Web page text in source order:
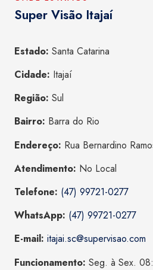
Super Visão Itajaí
Estado: Santa Catarina
Cidade: Itajaí
Região: Sul
Bairro: Barra do Rio
Endereço: Rua Bernardino
Atendimento: No Local
Telefone: (47) 99721-0277
WhatsApp: (47) 99721-0277
E-mail: itajai.sc@supervisao.com
Funcionamento: Seg. à Sex.